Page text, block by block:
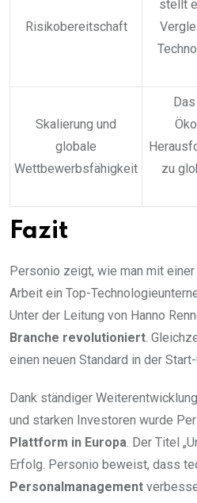
Risikobereitschaft
stellt
Skalierung und
globale
Wettbewerbsfähigkeit
zu
Fazit
Personio zeigt, wie man mit
Arbeit ein Top-
Unter der Leitung von Hanno
Branche revolutioniert.
einen neuen Standard in der
Dank ständiger
und starken Investoren wurde
Plattform in Europa. Der Titel
Erfolg. Personio beweist, dass
Personalmanagement